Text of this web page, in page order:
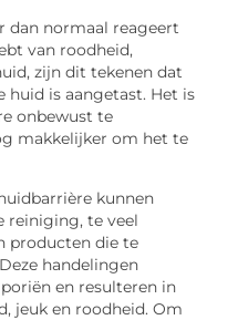
dan normaal reageert
van roodheid,
zijn dit tekenen dat
huid is aangetast. Het is
onbewust te
makkelijker om het te
kunnen
reiniging, te veel
producten die te
handelingen
en resulteren in
jeuk en roodheid. Om